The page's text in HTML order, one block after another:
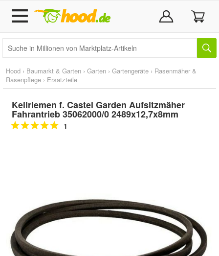
Hood › Baumarkt & Garten › Garten › Gartengeräte › Rasenmäher &
Rasenpflege › Ersatzteile
Keilriemen f. Castel Garden Aufsitzmäher
Fahrantrieb 35062000/0 2489x12,7x8mm
1